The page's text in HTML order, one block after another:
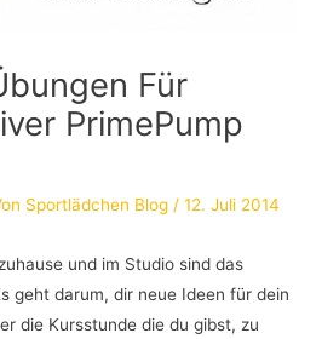
Für
PrimePump
Sportlädchen Blog / 12. Juli 2014
und im Studio sind das
geht darum, dir neue Ideen für dein
die Kursstunde die du gibst, zu